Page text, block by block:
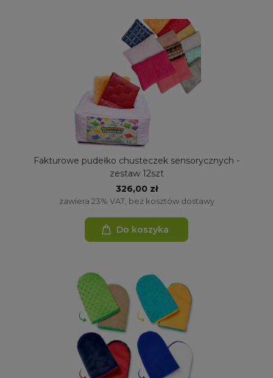
Fakturowe pudełko chusteczek sensorycznych -
zestaw 12szt
326,00 zł
zawiera 23% VAT, bez kosztów dostawy
Do koszyka